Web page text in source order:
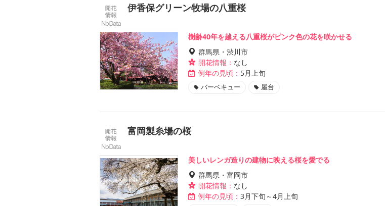
伊香保グリーン牧場の八重桜
樹齢40年を越える八重桜がピンク色の花を咲かせる
群馬県・渋川市
開花情報： なし
例年の見頃： 5月上旬
バーベキュー 屋台
富岡製糸場の桜
美しいレンガ造りの建物に映える桜を愛でる
群馬県・富岡市
開花情報： なし
例年の見頃： 3月下旬～4月上旬